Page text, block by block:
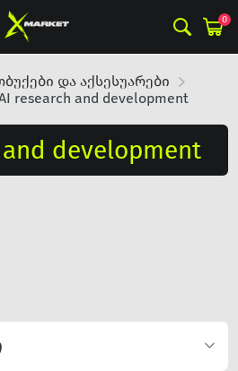
0
და აქსესუარები
research and development
development